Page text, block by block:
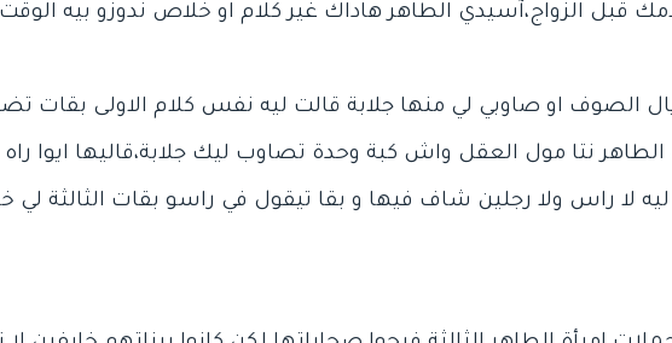
الصوف او صاوبي لي منها جلابة قالت ليه نفس كلام الاولى بقات
نتا مول العقل واش كبة وحدة تصاوب ليك جلابة،قاليها ايوا راه
ليه لا راس ولا رجلين شاف فيها و بقا تيقول في راسو بقات الثالثة لي